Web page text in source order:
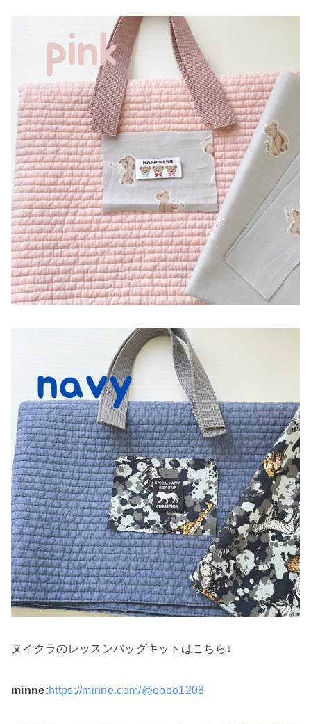
ヌイクラのレッスンバッグキットはこちら↓
minne:https://minne.com/@oooo1208